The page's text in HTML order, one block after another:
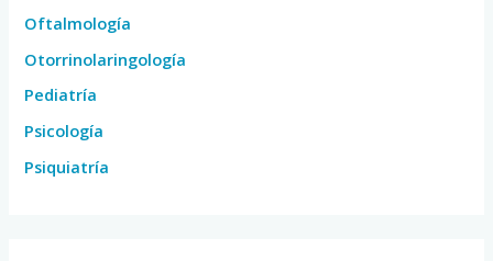
Oftalmología
Otorrinolaringología
Pediatría
Psicología
Psiquiatría